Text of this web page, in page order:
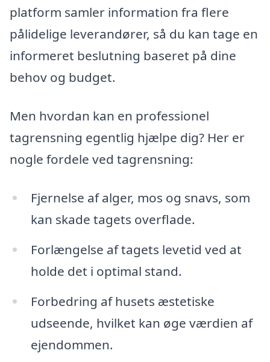
platform samler information fra flere
pålidelige leverandører, så du kan tage en
informeret beslutning baseret på dine
behov og budget.
Men hvordan kan en professionel
tagrensning egentlig hjælpe dig? Her er
nogle fordele ved tagrensning:
Fjernelse af alger, mos og snavs, som
kan skade tagets overflade.
Forlængelse af tagets levetid ved at
holde det i optimal stand.
Forbedring af husets æstetiske
udseende, hvilket kan øge værdien af
ejendommen.